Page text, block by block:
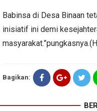
Babinsa di Desa Binaan
inisiatif ini demi
Bagikan: